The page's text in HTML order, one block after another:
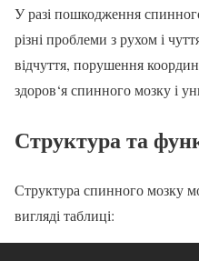
У разі пошкодження
різні проблеми з рухом і
відчуття, порушення
здоров‘я спинного мозку і
Структура та
Структура спинного мозку
вигляді таблиці: